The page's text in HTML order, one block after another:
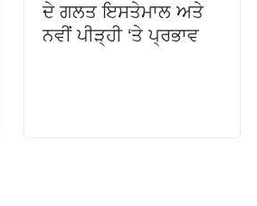
ਦੇ ਗਲਤ ਇਸਤੇਮਾਲ ਅਤੇ
ਨਵੀਂ ਪੀੜ੍ਹੀ ‘ਤੇ ਪ੍ਰਭਾਵ